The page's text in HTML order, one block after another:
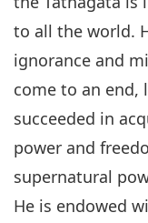
5
Lời Thánh Khải
6
Lời Thánh Khải
to all the world.
ignorance and
come to an end,
succeeded in
power and
supernatural
He is endowed